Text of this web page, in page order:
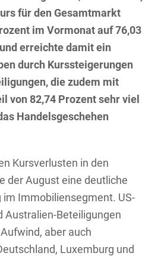
für den Gesamtmarkt
im Vormonat auf 76,03
erreichte damit ein
durch Kurssteigerungen
die zudem mit
von 82,74 Prozent sehr viel
Handelsgeschehen
Kursverlusten in den
der August eine deutliche
Immobiliensegment. US-
Australien-Beteiligungen
aber auch
Luxemburg und